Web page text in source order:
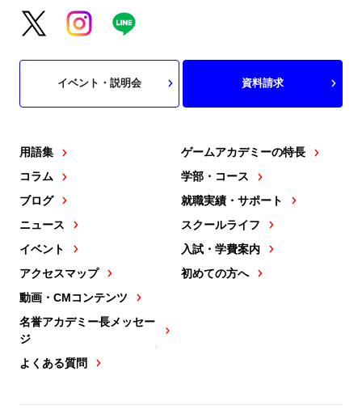
用語集
コラム
ブログ
ニュース
イベント
アクセスマップ
動画・CMコンテンツ
名誉アカデミー長メッセー
ジ
よくある質問
ゲームアカデミーの特長
学部・コース
就職実績・サポート
スクールライフ
入試・学費案内
初めての方へ
イベント・説明会 資料請求